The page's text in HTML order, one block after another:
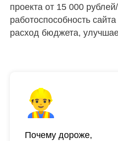
проекта от 15 000
работоспособность
расход бюджета,
Почему дороже,